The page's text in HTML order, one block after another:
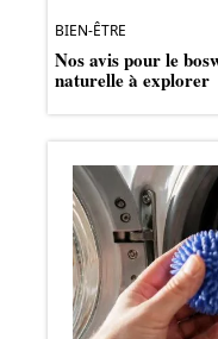
BIEN-ÊTRE
Nos avis pour le
naturelle à explorer